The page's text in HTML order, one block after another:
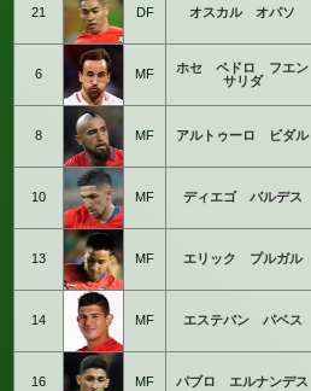
21 DF オスカル オパソ
6 MF
ホセ ペドロ フエン
サリダ
8 MF アルトゥーロ ビダル
10 MF ディエゴ バルデス
13 MF エリック プルガル
14 MF エステバン パベス
16 MF パブロ エルナンデス